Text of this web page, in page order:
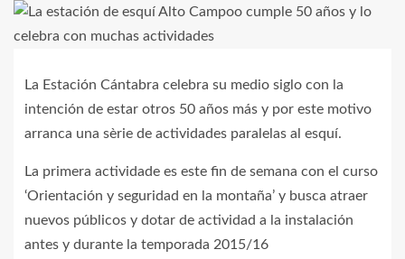
La Estación Cántabra celebra su medio siglo con la
intención de estar otros 50 años más y por este motivo
arranca una sèrie de actividades paralelas al esquí.
La primera actividade es este fin de semana con el curso
‘Orientación y seguridad en la montaña’ y busca atraer
nuevos públicos y dotar de actividad a la instalación
antes y durante la temporada 2015/16